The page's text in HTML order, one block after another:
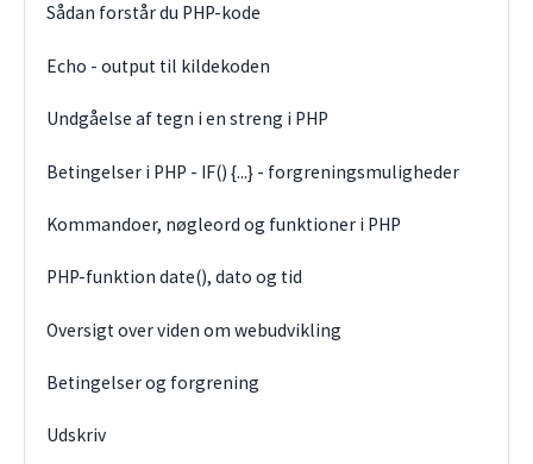
Sådan forstår du PHP-kode
Echo - output til kildekoden
Undgåelse af tegn i en streng i PHP
Betingelser i PHP - IF() {...} - forgreningsmuligheder
Kommandoer, nøgleord og funktioner i PHP
PHP-funktion date(), dato og tid
Oversigt over viden om webudvikling
Betingelser og forgrening
Udskriv